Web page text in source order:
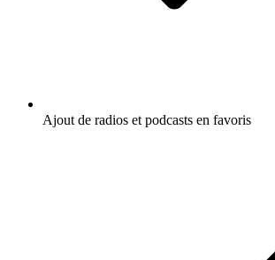
Ajout de radios et podcasts en favoris